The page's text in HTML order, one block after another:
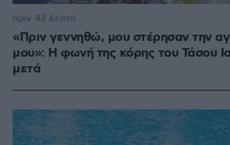
«Πριν γεννηθώ, μου στέρησαν την
μου»: Η φωνή της κόρης του Τάσου
μετά
πριν 43 λεπτά